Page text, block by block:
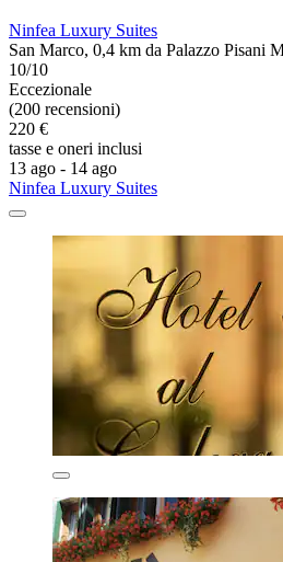
Ninfea Luxury Suites
San Marco, 0,4 km da Palazzo Pisani
10/10
Eccezionale
(200 recensioni)
220 €
tasse e oneri inclusi
13 ago - 14 ago
Ninfea Luxury Suites